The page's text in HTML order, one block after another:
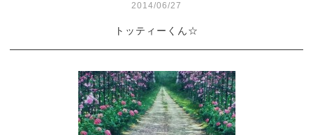
2014/06/27
トッティーくん☆